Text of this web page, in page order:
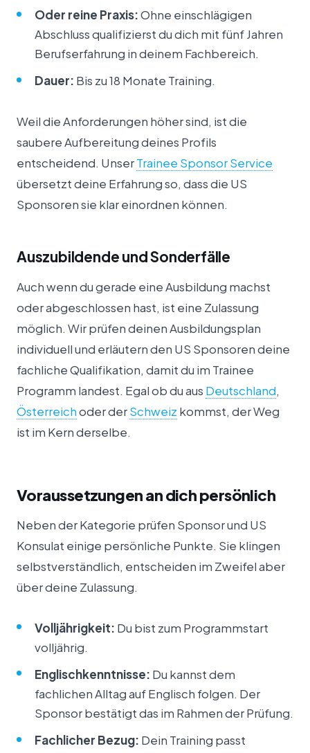
Oder reine Praxis:Ohne einschlägigen
Abschluss qualifizierst du dich mit fünf Jahren
Berufserfahrung in deinem Fachbereich.
Dauer: Bis zu 18 Monate Training.
Weil die Anforderungen höher sind, ist die
saubere Aufbereitung deines Profils
entscheidend. UnserTrainee Sponsor Service
übersetzt deine Erfahrung so, dass die US
Sponsoren sie klar einordnen können.
Auszubildende und Sonderfälle
Auch wenn du gerade eine Ausbildung machst
oder abgeschlossen hast, ist eine Zulassung
möglich. Wir prüfen deinen Ausbildungsplan
individuell und erläutern den US Sponsoren deine
fachliche Qualifikation, damit du im Trainee
Programm landest. Egal ob du aus Deutschland,
Österreichoder derSchweiz kommst, der Weg
ist im Kern derselbe.
Voraussetzungen an dich persönlich
Neben der Kategorie prüfen Sponsor und US
Konsulat einige persönliche Punkte. Sie klingen
selbstverständlich, entscheiden im Zweifel aber
über deine Zulassung.
Volljährigkeit: Du bist zum Programmstart
volljährig.
Englischkenntnisse: Du kannst dem
fachlichen Alltag auf Englisch folgen. Der
Sponsor bestätigt das im Rahmen der Prüfung.
Fachlicher Bezug: Dein Training passt